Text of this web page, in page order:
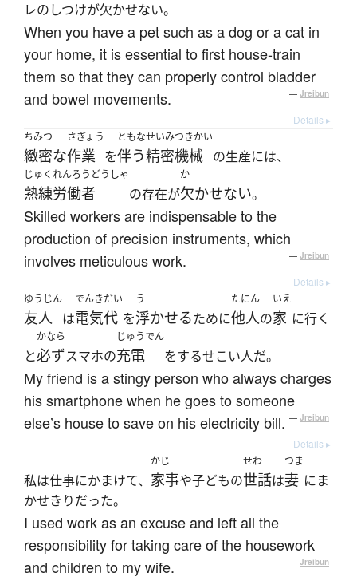
レのしつけが欠かせない。
When you have a pet such as a dog or a cat in
your home, it is essential to first house-train
them so that they can properly control bladder
and bowel movements.
— Jreibun
Details ▸
ちみつ
緻密な
さぎょう
作業 を
ともな
伴う
せいみつきかい
精密機械 の生産には、
じゅくれんろうどうしゃ
熟練労働者 の存在が
か
欠かせない。
Skilled workers are indispensable to the
production of precision instruments, which
involves meticulous work.
— Jreibun
Details ▸
ゆうじん
友人 は
でんきだい
電気代 を
う
浮かせるために
たにん
他人の
いえ
家 に行く
と
かなら
必ずスマホの
じゅうでん
充電 をするせこい人だ。
My friend is a stingy person who always charges
his smartphone when he goes to someone
else’s house to save on his electricity bill. — Jreibun
Details ▸
私は仕事にかまけて、
かじ
家事や子どもの
せわ
世話は
つま
妻 にま
かせきりだった。
I used work as an excuse and left all the
responsibility for taking care of the housework
and children to my wife.
— Jreibun